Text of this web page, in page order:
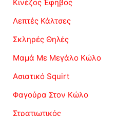
Κινέζος Έφηβος
Λεπτές Κάλτσες
Σκληρές Θηλές
Μαμά Με Μεγάλο Κώλο
Ασιατικό Squirt
Φαγούρα Στον Κώλο
Στρατιωτικός